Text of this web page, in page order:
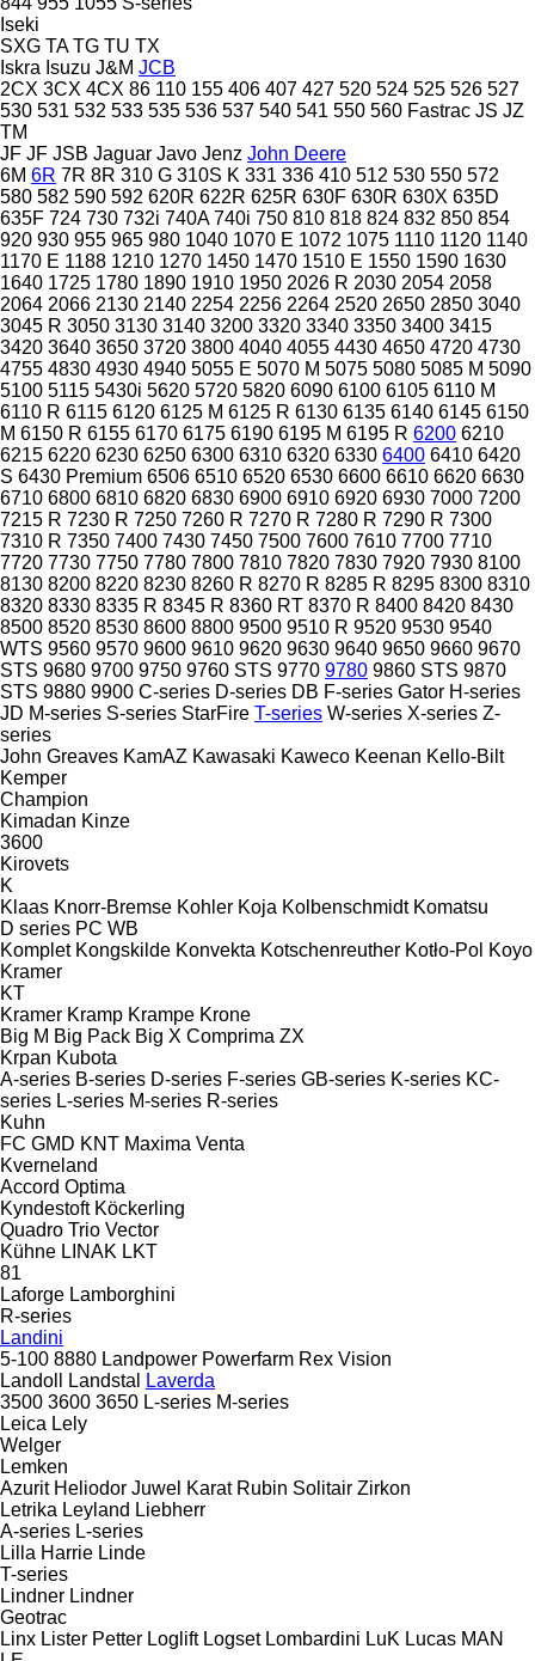
Iseki
SXG TA TG TU TX
Iskra Isuzu J&M JCB
2CX 3CX 4CX 86 110 155 406 407 427 520 524 525 526 527
530 531 532 533 535 536 537 540 541 550 560 Fastrac JS JZ
TM
JF JF JSB Jaguar Javo Jenz John Deere
6M 6R 7R 8R 310 G 310S K 331 336 410 512 530 550 572
580 582 590 592 620R 622R 625R 630F 630R 630X 635D
635F 724 730 732i 740A 740i 750 810 818 824 832 850 854
920 930 955 965 980 1040 1070 E 1072 1075 1110 1120 1140
1170 E 1188 1210 1270 1450 1470 1510 E 1550 1590 1630
1640 1725 1780 1890 1910 1950 2026 R 2030 2054 2058
2064 2066 2130 2140 2254 2256 2264 2520 2650 2850 3040
3045 R 3050 3130 3140 3200 3320 3340 3350 3400 3415
3420 3640 3650 3720 3800 4040 4055 4430 4650 4720 4730
4755 4830 4930 4940 5055 E 5070 M 5075 5080 5085 M 5090
5100 5115 5430i 5620 5720 5820 6090 6100 6105 6110 M
6110 R 6115 6120 6125 M 6125 R 6130 6135 6140 6145 6150
M 6150 R 6155 6170 6175 6190 6195 M 6195 R 6200 6210
6215 6220 6230 6250 6300 6310 6320 6330 6400 6410 6420
S 6430 Premium 6506 6510 6520 6530 6600 6610 6620 6630
6710 6800 6810 6820 6830 6900 6910 6920 6930 7000 7200
7215 R 7230 R 7250 7260 R 7270 R 7280 R 7290 R 7300
7310 R 7350 7400 7430 7450 7500 7600 7610 7700 7710
7720 7730 7750 7780 7800 7810 7820 7830 7920 7930 8100
8130 8200 8220 8230 8260 R 8270 R 8285 R 8295 8300 8310
8320 8330 8335 R 8345 R 8360 RT 8370 R 8400 8420 8430
8500 8520 8530 8600 8800 9500 9510 R 9520 9530 9540
WTS 9560 9570 9600 9610 9620 9630 9640 9650 9660 9670
STS 9680 9700 9750 9760 STS 9770 9780 9860 STS 9870
STS 9880 9900 C-series D-series DB F-series Gator H-series
JD M-series S-series StarFire T-series W-series X-series Z-
series
John Greaves KamAZ Kawasaki Kaweco Keenan Kello-Bilt
Kemper
Champion
Kimadan Kinze
3600
Kirovets
K
Klaas Knorr-Bremse Kohler Koja Kolbenschmidt Komatsu
D series PC WB
Komplet Kongskilde Konvekta Kotschenreuther Kotło-Pol Koyo
Kramer
KT
Kramer Kramp Krampe Krone
Big M Big Pack Big X Comprima ZX
Krpan Kubota
A-series B-series D-series F-series GB-series K-series KC-
series L-series M-series R-series
Kuhn
FC GMD KNT Maxima Venta
Kverneland
Accord Optima
Kyndestoft Köckerling
Quadro Trio Vector
Kühne LINAK LKT
81
Laforge Lamborghini
R-series
Landini
5-100 8880 Landpower Powerfarm Rex Vision
Landoll
Landstal
Laverda
3500 3600 3650 L-series M-series
Leica Lely
Welger
Lemken
Azurit Heliodor Juwel Karat Rubin Solitair Zirkon
Letrika Leyland Liebherr
A-series L-series
Lilla Harrie Linde
T-series
Lindner Lindner
Geotrac
Linx Lister Petter Loglift Logset Lombardini LuK Lucas MAN